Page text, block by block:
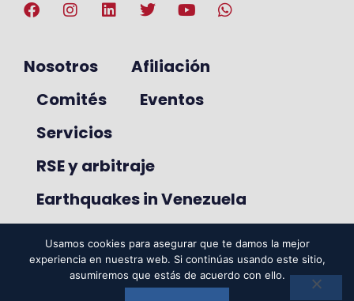
Nosotros
Afiliación
Comités
Eventos
Servicios
RSE y arbitraje
Earthquakes in Venezuela
© 2025. VenAmCham. Todos los
derechos reservados.
Usamos cookies para asegurar que te damos la mejor
experiencia en nuestra web. Si continúas usando este sitio,
asumiremos que estás de acuerdo con ello.